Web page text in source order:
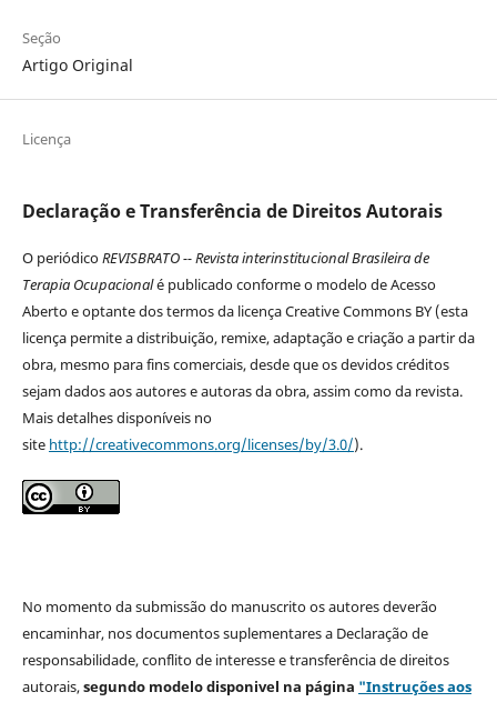
Seção
Artigo Original
Licença
Declaração e Transferência de Direitos Autorais
O periódicoREVISBRATO -- Revista interinstitucional Brasileira de
Terapia Ocupacionalé publicado conforme o modelo de Acesso
Aberto e optante dos termos da licença Creative Commons BY (esta
licença permite a distribuição, remixe, adaptação e criação a partir da
obra, mesmo para fins comerciais, desde que os devidos créditos
sejam dados aos autores e autoras da obra, assim como da revista.
Mais detalhes disponíveis no
site http://creativecommons.org/licenses/by/3.0/).
No momento da submissão do manuscrito os autores deverão
encaminhar, nos documentos suplementares a Declaração de
responsabilidade, conflito de interesse e transferência de direitos
autorais,segundo modelodisponivel na página "Instruções aos